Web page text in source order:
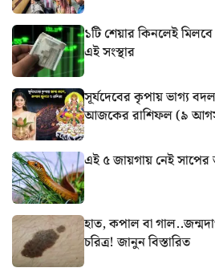
১টি শেয়ার কিনলেই
এই সংস্থার
সূর্যদেবের কৃপায় ভাগ্য
আজকের রাশিফল (৯
এই ৫ জায়গায় নেই সাপের
হাত, কপাল বা
চরিত্র! জানুন বিস্তারিত